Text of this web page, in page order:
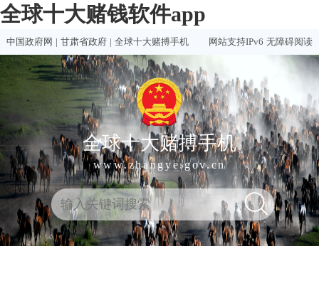
全球十大赌钱软件app
中国政府网 | 甘肃省政府 | 全球十大赌搏手机 网站支持IPv6 无障碍阅读
全球十大赌搏手机
www.zhangye.gov.cn